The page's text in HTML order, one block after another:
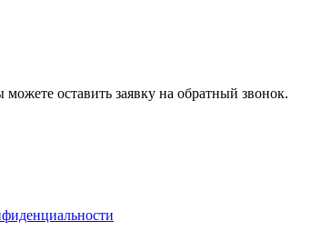
оставить заявку на обратный звонок.